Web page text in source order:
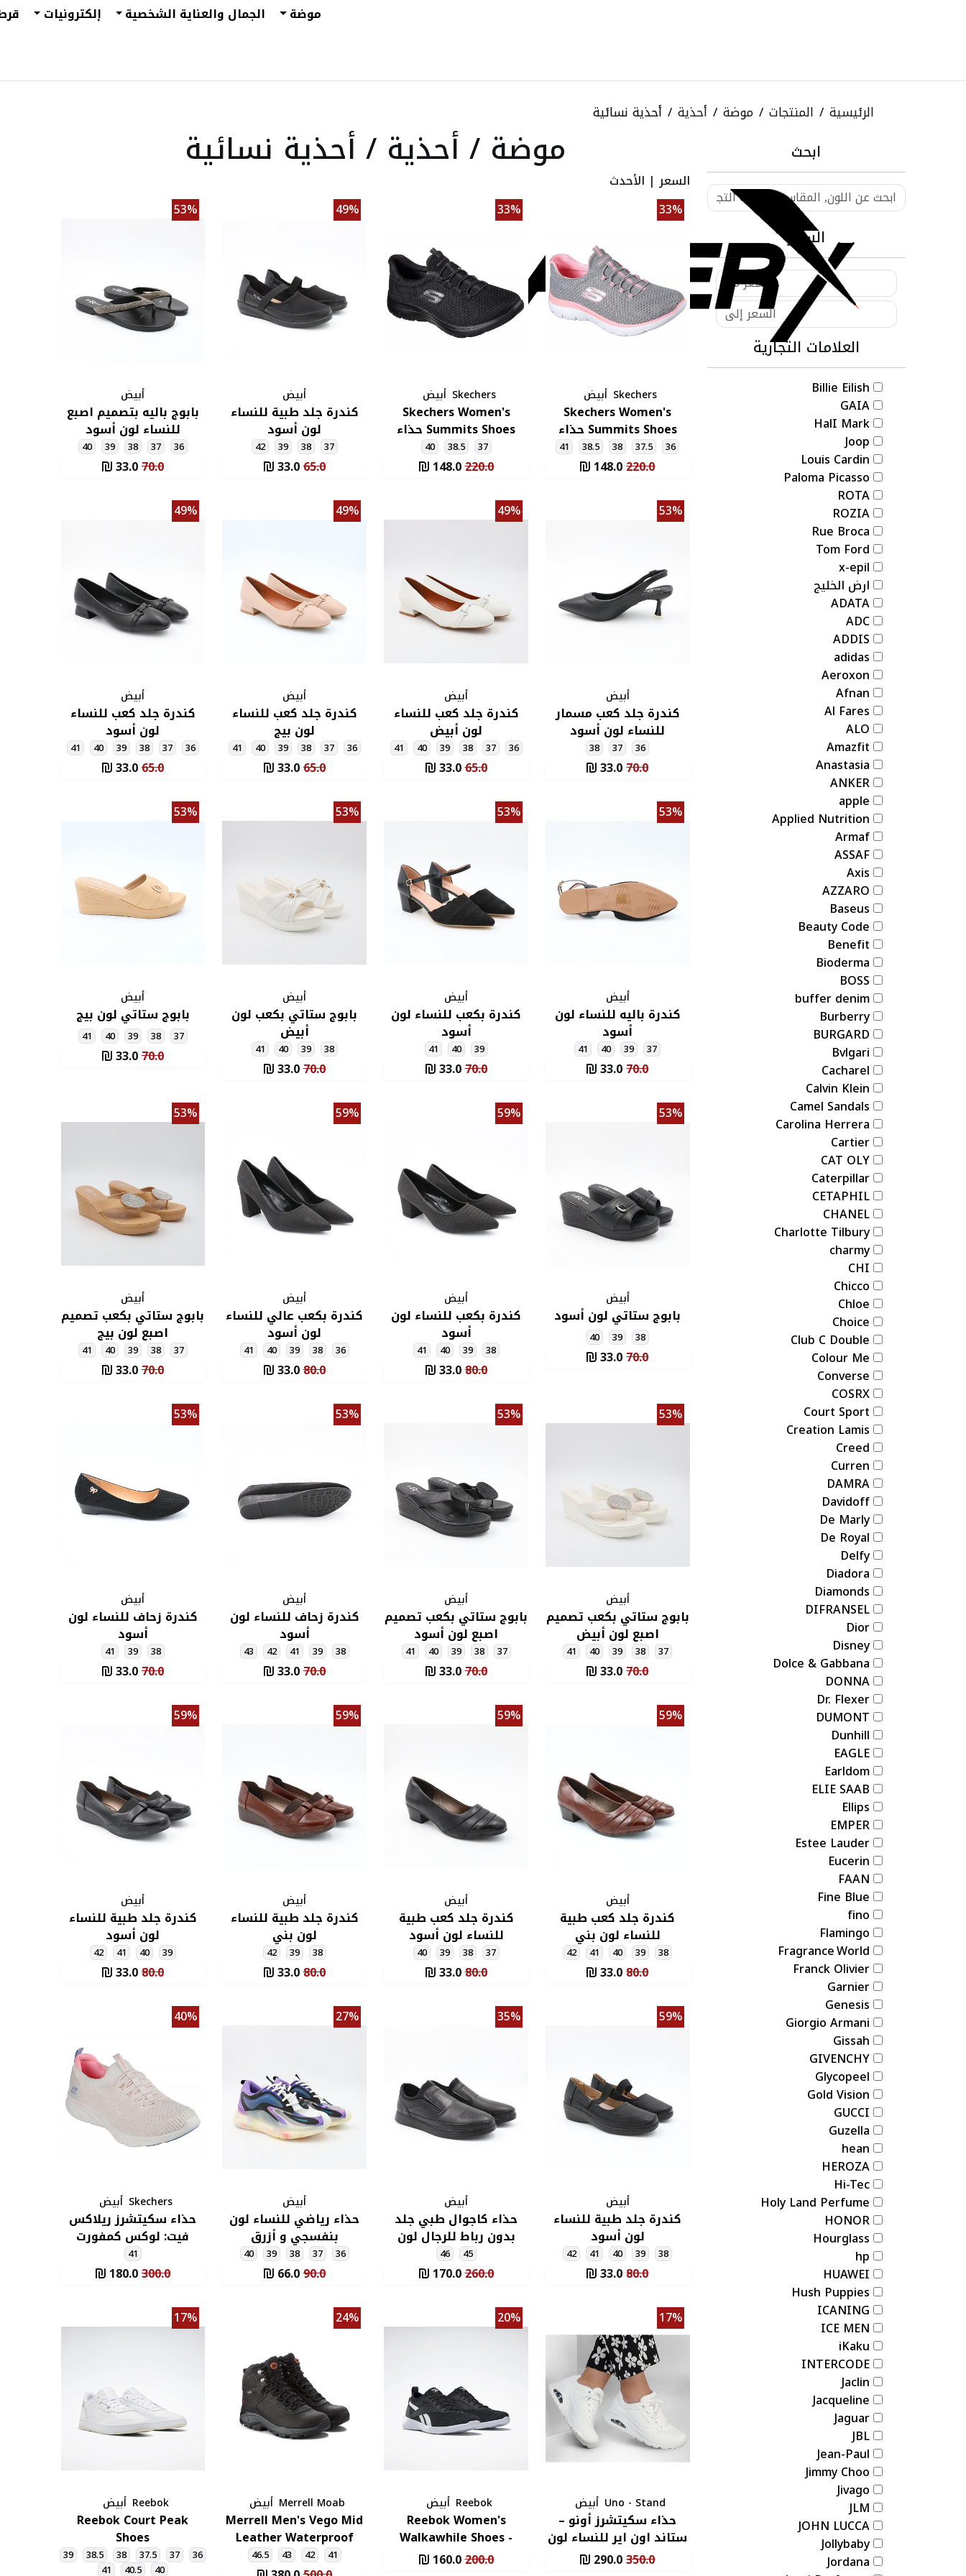
موضة الجمال والعناية الشخصية إلكترونيات
الرئيسية المنتجات موضة أحذية أحذية نسائية
ابحث
السعر
العلامات التجارية
GAIA
HalI Mark
ROTA
ROZIA
ارض الخليج
ADATA
ADC
ANKER
Armaf
ASSAF
buffer denim
Burberry
Cartier
CAT OLY
Caterpillar
CETAPHIL
CHANEL
Charlotte Tilbury
charmy
COSRX
DAMRA
Davidoff
De Marly
Delfy
DIFRANSEL
Dior
Disney
DONNA
Dr. Flexer
EAGLE
Earldom
EMPER
Estee Lauder
Franck Olivier
Garnier
GIVENCHY
HEROZA
Hi-Tec
HONOR
INTERCODE
Jaguar
JBL
JOHN LUCCA
Jollybaby
موضة / أحذية / أحذية نسائية
السعر | الأحدث
33%
Skechers أبيض
Skechers Women's
Summits Shoes حذاء
سكيتشرز سوميتس
للنساء لون رمادي
36
37.5
38
38.5
41
220.0
148.0
33%
Skechers أبيض
Skechers Women's
Summits Shoes حذاء
سكيتشرز سوميتس
للنساء لون أسود
37
38.5
40
220.0
148.0
49%
أبيض
كندرة جلد طبية للنساء
لون أسود
37
38
39
42
65.0
33.0
53%
أبيض
بابوج باليه بتصميم اصبع
للنساء لون أسود
36
37
38
39
40
70.0
33.0
53%
أبيض
كندرة جلد كعب مسمار
للنساء لون أسود
36
37
38
70.0
33.0
49%
أبيض
كندرة جلد كعب للنساء
لون أبيض
36
37
38
39
40
41
65.0
33.0
49%
أبيض
كندرة جلد كعب للنساء
لون بيج
36
37
38
39
40
41
65.0
33.0
49%
أبيض
كندرة جلد كعب للنساء
لون أسود
36
37
38
39
40
41
65.0
33.0
53%
أبيض
كندرة باليه للنساء لون
أسود
37
39
40
41
70.0
33.0
53%
أبيض
كندرة بكعب للنساء لون
أسود
39
40
41
70.0
33.0
53%
أبيض
بابوج ستاتي بكعب لون
أبيض
38
39
40
41
70.0
33.0
53%
أبيض
بابوج ستاتي لون بيج
37
38
39
40
41
70.0
33.0
53%
أبيض
بابوج ستاتي لون أسود
38
39
40
70.0
33.0
59%
أبيض
كندرة بكعب للنساء لون
أسود
38
39
40
41
80.0
33.0
59%
أبيض
كندرة بكعب عالي للنساء
لون أسود
36
38
39
40
41
80.0
33.0
53%
أبيض
بابوج ستاتي بكعب تصميم
اصبع لون بيج
37
38
39
40
41
70.0
33.0
53%
أبيض
بابوج ستاتي بكعب تصميم
اصبع لون أبيض
37
38
39
40
41
70.0
33.0
53%
أبيض
بابوج ستاتي بكعب تصميم
اصبع لون أسود
37
38
39
40
41
70.0
33.0
53%
أبيض
كندرة زحاف للنساء لون
أسود
38
39
41
42
43
70.0
33.0
53%
أبيض
كندرة زحاف للنساء لون
أسود
38
39
41
70.0
33.0
59%
أبيض
كندرة جلد كعب طبية
للنساء لون بني
38
39
40
41
42
80.0
33.0
59%
أبيض
كندرة جلد كعب طبية
للنساء لون أسود
37
38
39
40
80.0
33.0
59%
أبيض
كندرة جلد طبية للنساء
لون بني
38
39
42
80.0
33.0
59%
أبيض
كندرة جلد طبية للنساء
لون أسود
39
40
41
42
80.0
33.0
59%
أبيض
كندرة جلد طبية للنساء
لون أسود
38
39
40
41
42
80.0
33.0
35%
أبيض
حذاء كاجوال طبي جلد
بدون رباط للرجال لون
أسود
45
46
260.0
170.0
27%
أبيض
حذاء رياضي للنساء لون
بنفسجي و أزرق
36
37
38
39
40
90.0
66.0
40%
Skechers أبيض
حذاء سكيتشرز ريلاكس
فيت: لوكس كمفورت
للنساء لون زهري بارد-
41
300.0
180.0
17%
Uno - Stand أبيض
حذاء سكيتشرز أونو –
ستاند اون اير للنساء لون
ابيض-350.0
290.0
20%
Reebok أبيض
Reebok Women's
Walkawhile Shoes -
White- حذاء ريبوك ووك أ200.0
160.0
24%
Merrell Moab أبيض
Merrell Men's Vego Mid
Leather Waterproof
Shoes - حذاء ميريل
41
42
43
46.5
17%
Reebok أبيض
Reebok Court Peak
Shoes
36
37
37.5
38
38.5
39
40
40.5
41